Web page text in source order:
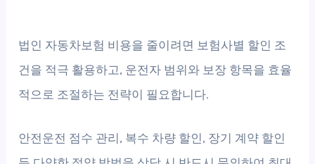
법인 자동차보험 비용을 줄이려면 보험사별 할인 조
건을 적극 활용하고, 운전자 범위와 보장 항목을 효율
적으로 조절하는 전략이 필요합니다.
안전운전 점수 관리, 복수 차량 할인, 장기 계약 할인